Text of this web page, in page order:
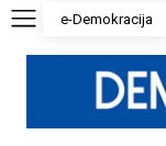
e-Demokracija